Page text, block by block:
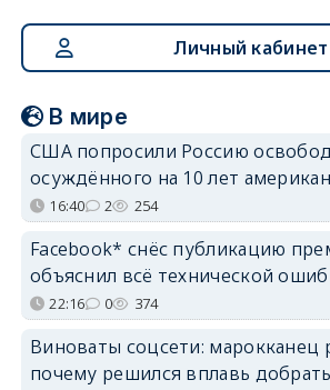
Личный кабинет
В мире
США попросили Россию
осуждённого на 10 лет
16:40 2 254
Facebook* снёс публикацию
объяснил всё технической
22:16 0 374
Виноваты соцсети: марокканец
почему решился вплавь